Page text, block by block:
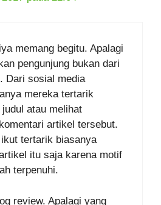
memang begitu. Apalagi
pengunjung bukan dari
Dari sosial media
mereka tertarik
atau melihat
artikel tersebut.
tertarik biasanya
itu saja karena motif
terpenuhi.
review. Apalagi yang